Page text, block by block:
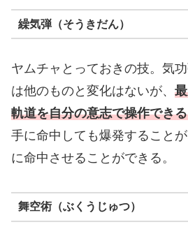
繰気弾（そうきだん）
ヤムチャとっておきの技。気
は他のものと変化はないが、
軌道を自分の意志で操作でき
手に命中しても爆発すること
に命中させることができる。
舞空術（ぶくうじゅつ）